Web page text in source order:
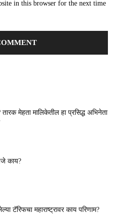
in this browser for the next time
मेहता मालिकेतील हा प्रसिद्ध अभिनेता
काय?
टॅरिफचा महाराष्ट्रावर काय परिणाम?